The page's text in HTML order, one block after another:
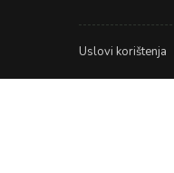
Uslovi korištenja